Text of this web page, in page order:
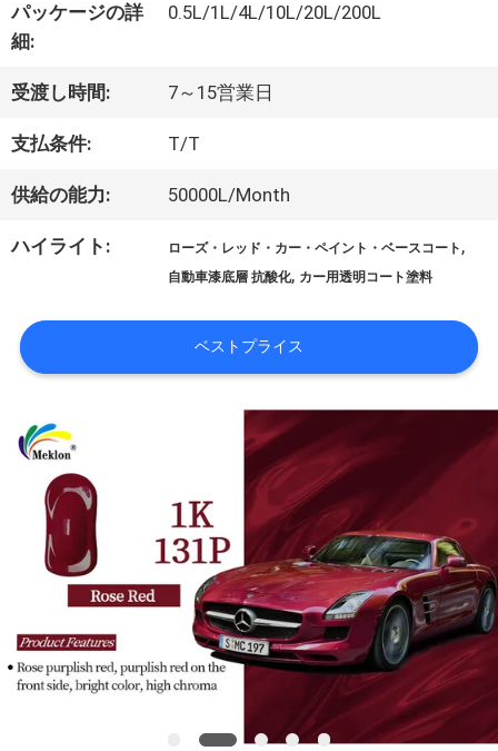
業
情
報
会
社
内
品
お
パッケージの詳
細:
0.5L/1L/4L/10L/20L/200L
受渡し時間: 7～15営業日
支払条件: T/T
供給の能力: 50000L/Month
ハイライト: ローズ・レッド・カー・ペイント・ベースコート ,
自動車漆底層 抗酸化, カー用透明コート塗料
ベストプライス